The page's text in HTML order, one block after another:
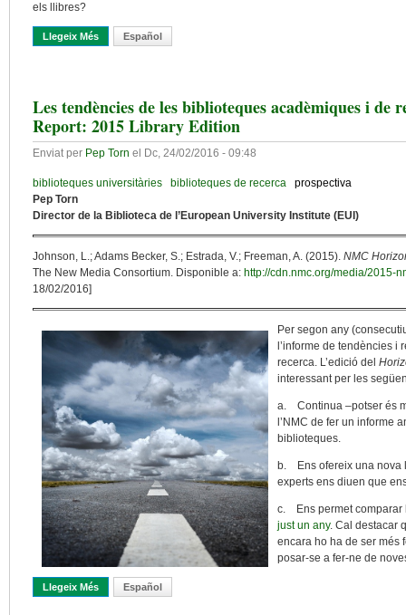
els llibres?
Llegeix Més Sobre Desprogramar L’obsolescència Imaginant La Rellevància
Español
Les tendències de les biblioteques acadèmiques i
Report: 2015 Library Edition
Enviat per Pep Torn el Dc, 24/02/2016 - 09:48
biblioteques universitàries biblioteques de recerca
prospectiva
Pep Torn
Director de la Biblioteca de l’European University Institute (EUI)
Johnson, L.; Adams Becker, S.; Estrada, V.; Freeman, A. (2015). NMC
The New Media Consortium. Disponible a: http://cdn.nmc.org/media/2015-
18/02/2016]
Per segon any
l’informe de tendències
recerca. L’edició del
interessant per les
a. Continua –potser és
l’NMC de fer un informe
biblioteques.
b. Ens ofereix una nova
experts ens diuen que
c. Ens permet comparar
just un any. Cal destacar
encara ho ha de ser més
posar-se a fer-ne de
Llegeix Més Sobre Les Tendències De Les Biblioteques Acadèmiques I De
Español